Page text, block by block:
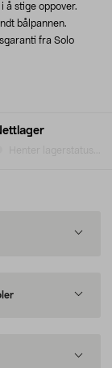
å stige oppover.
bålpannen.
fra Solo